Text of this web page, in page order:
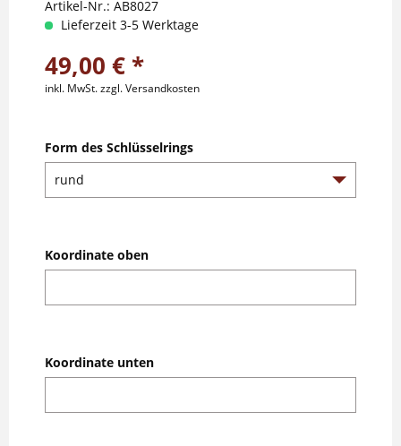
Artikel-Nr.: AB8027
Lieferzeit 3-5 Werktage
49,00 € *
inkl. MwSt.zzgl. Versandkosten
Form des Schlüsselrings
Koordinate oben
Koordinate unten